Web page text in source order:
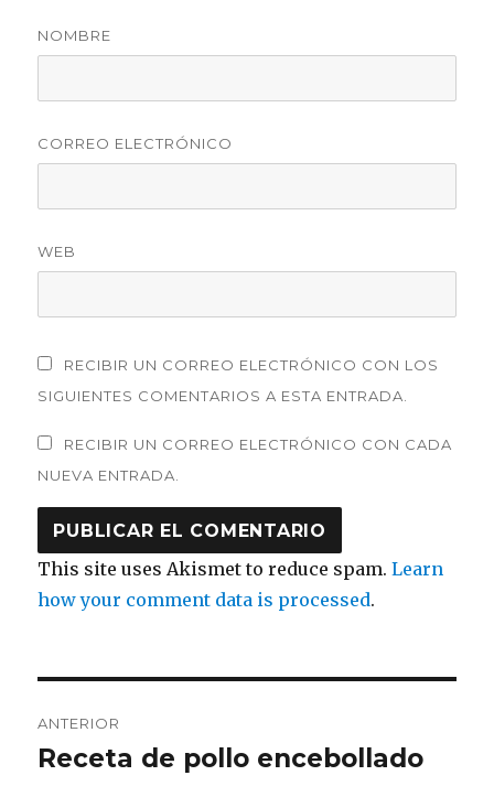
NOMBRE
CORREO ELECTRÓNICO
WEB
RECIBIR UN CORREO ELECTRÓNICO CON LOS
SIGUIENTES COMENTARIOS A ESTA ENTRADA.
RECIBIR UN CORREO ELECTRÓNICO CON CADA
NUEVA ENTRADA.
This site uses Akismet to reduce spam.Learn
how your comment data is processed.
de
ANTERIOR
Entrada
Receta de pollo encebollado